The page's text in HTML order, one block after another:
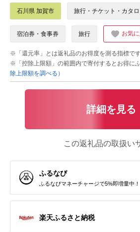
石川県 加賀市 旅行・チケット・カタ
宿泊券・食事券 旅行 お気に
※「還元率」とは返礼品のお得度を測る指標です
※「控除上限額」の範囲内で寄付するとお得に
除上限額を調べる）
詳細を見る
この返礼品の取扱い
ふるなび
ふるなびマネーチャージで5%即増量中！
楽天ふるさと納税